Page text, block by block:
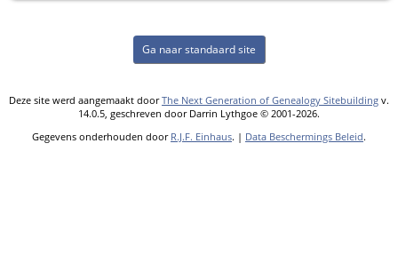
Ga naar standaard site
Deze site werd aangemaakt doorThe Next Generation of Genealogy Sitebuilding v.
14.0.5, geschreven door Darrin Lythgoe © 2001-2026.
Gegevens onderhouden door R.J.F. Einhaus. | Data Beschermings Beleid.